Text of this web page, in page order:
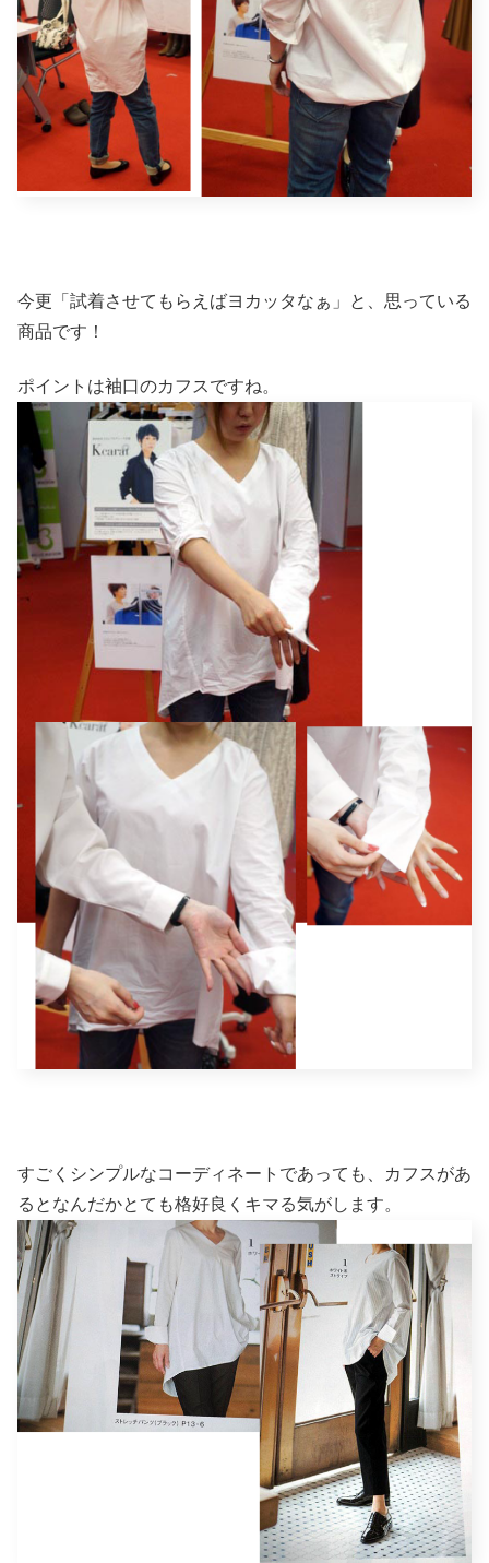
今更「試着させてもらえばヨカッタなぁ」と、思っている
商品です！
ポイントは袖口のカフスですね。
すごくシンプルなコーディネートであっても、カフスがあ
るとなんだかとても格好良くキマる気がします。